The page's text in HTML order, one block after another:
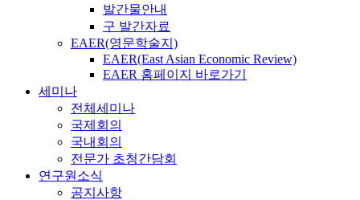
발간물안내
구 발간자료
EAER(영문학술지)
EAER(East Asian Economic Review)
EAER 홈페이지 바로가기
세미나
전체세미나
국제회의
국내회의
전문가 초청간담회
연구원소식
공지사항